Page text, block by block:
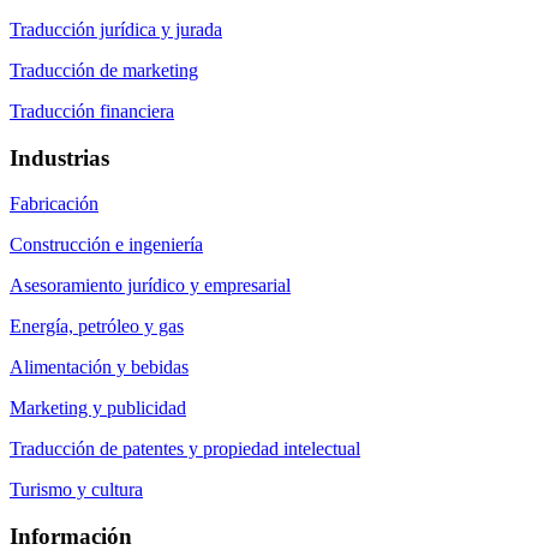
Traducción jurídica y jurada
Traducción de marketing
Traducción financiera
Industrias
Fabricación
Construcción e ingeniería
Asesoramiento jurídico y empresarial
Energía, petróleo y gas
Alimentación y bebidas
Marketing y publicidad
Traducción de patentes y propiedad intelectual
Turismo y cultura
Información